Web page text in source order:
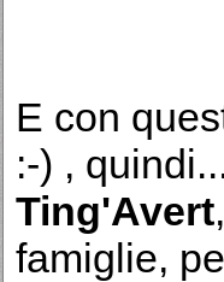
E con
:-) ,
Ting'Avert
famiglie,